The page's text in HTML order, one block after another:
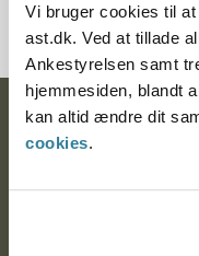
Vi bruger cookies til
ast.dk. Ved at tillade
Ankestyrelsen samt
hjemmesiden, blandt
kan altid ændre dit
cookies.
Ankestyrelsen